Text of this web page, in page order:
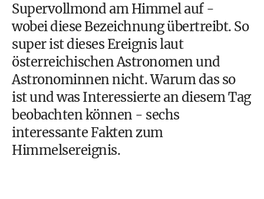
Supervollmond am Himmel auf -
wobei diese Bezeichnung übertreibt. So
super ist dieses Ereignis laut
österreichischen Astronomen und
Astronominnen nicht. Warum das so
ist und was Interessierte an diesem Tag
beobachten können - sechs
interessante Fakten zum
Himmelsereignis.